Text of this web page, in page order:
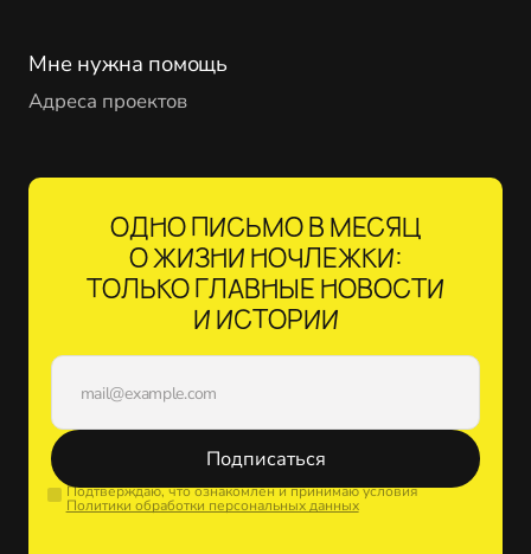
Мне нужна помощь
Адреса проектов
ОДНО ПИСЬМО В МЕСЯЦ
О ЖИЗНИ НОЧЛЕЖКИ:
ТОЛЬКО ГЛАВНЫЕ НОВОСТИ
И ИСТОРИИ
Подписаться
Подтверждаю, что ознакомлен и принимаю условия
Политики обработки персональных данных